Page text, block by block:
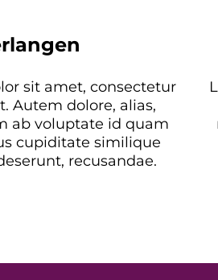
sit amet, consectetur
Autem dolore, alias,
ab voluptate id quam
cupiditate similique
recusandae.